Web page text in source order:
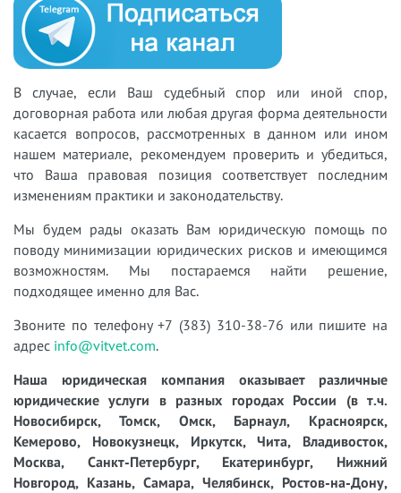
В случае, если Ваш судебный спор или иной спор,
договорная работа или любая другая форма деятельности
касается вопросов, рассмотренных в данном или ином
нашем материале, рекомендуем проверить и убедиться,
что Ваша правовая позиция соответствует последним
изменениям практики и законодательству.
Мы будем рады оказать Вам юридическую помощь по
поводу минимизации юридических рисков и имеющимся
возможностям. Мы постараемся найти решение,
подходящее именно для Вас.
Звоните по телефону +7 (383) 310-38-76 или пишите на
адрес info@vitvet.com.
Наша юридическая компания оказывает различные
юридические услуги в разных городах России (в т.ч.
Новосибирск, Томск, Омск, Барнаул, Красноярск,
Кемерово, Новокузнецк, Иркутск, Чита, Владивосток,
Москва, Санкт-Петербург, Екатеринбург, Нижний
Новгород, Казань, Самара, Челябинск, Ростов-на-Дону,